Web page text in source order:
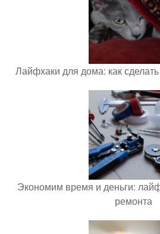
Лайфхаки для дома: как
Экономим время и деньги:
ремонта